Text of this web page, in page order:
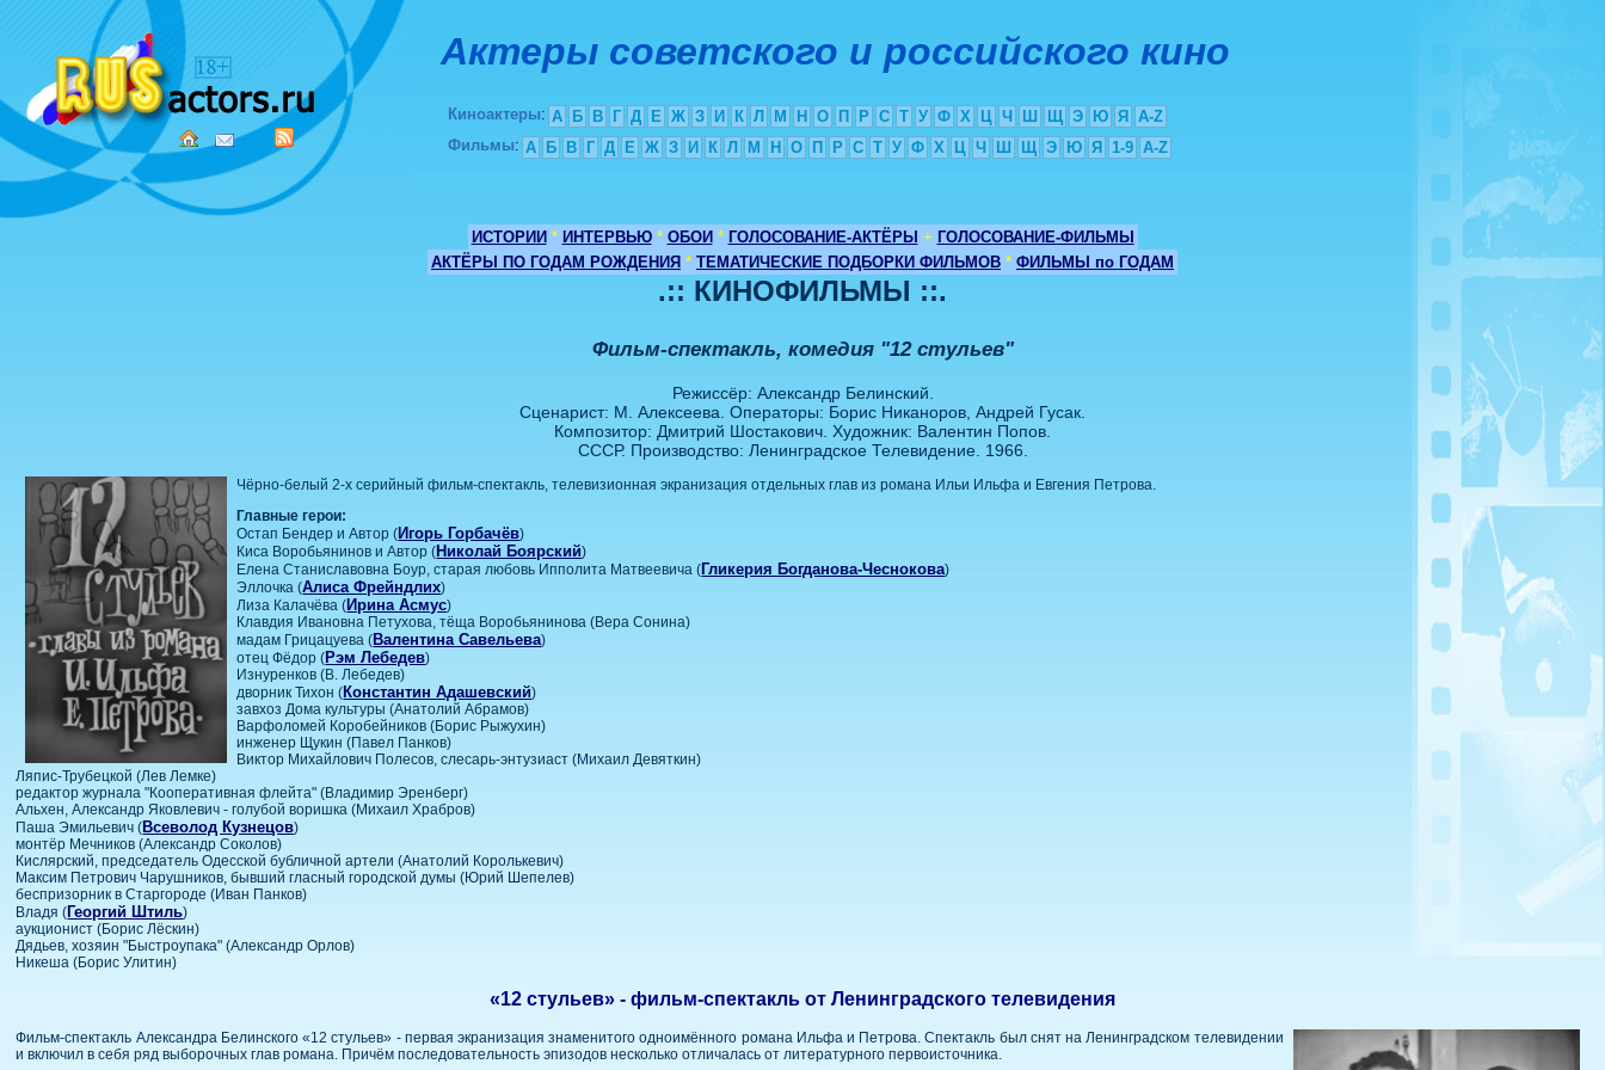
Актеры советского и российского кино
Киноактеры: А Б В Г Д Е Ж З И К Л М Н О П Р С Т У Ф Х Ц Ч Ш Щ Э Ю Я
A-Z
Фильмы: А Б В Г Д Е Ж З И К Л М Н О П Р С Т У Ф Х Ц Ч Ш Щ Э Ю Я 1-9 A-Z
ИСТОРИИ * ИНТЕРВЬЮ * ОБОИ * ГОЛОСОВАНИЕ-АКТЁРЫ + ГОЛОСОВАНИЕ-ФИЛЬМЫ
АКТЁРЫ ПО ГОДАМ РОЖДЕНИЯ * ТЕМАТИЧЕСКИЕ ПОДБОРКИ ФИЛЬМОВ * ФИЛЬМЫ по ГОДАМ
.:: КИНОФИЛЬМЫ ::.
Фильм-спектакль, комедия "12 стульев"
Режиссёр: Александр Белинский.
Сценарист: М. Алексеева. Операторы: Борис Никаноров, Андрей Гусак.
Композитор: Дмитрий Шостакович. Художник: Валентин Попов.
СССР. Производство: Ленинградское Телевидение. 1966.
Чёрно-белый 2-х серийный фильм-спектакль, телевизионная экранизация отдельных глав из романа Ильи Ильфа и Евгения Петрова.
Главные герои:
Остап Бендер и Автор (Игорь Горбачёв)
Киса Воробьянинов и Автор (Николай Боярский)
Елена Станиславовна Боур, старая любовь Ипполита Матвеевича (Гликерия Богданова-Чеснокова)
Эллочка (Алиса Фрейндлих)
Лиза Калачёва (Ирина Асмус)
Клавдия Ивановна Петухова, тёща Воробьянинова (Вера Сонина)
мадам Грицацуева (Валентина Савельева)
отец Фёдор (Рэм Лебедев)
Изнуренков (В. Лебедев)
дворник Тихон (Константин Адашевский)
завхоз Дома культуры (Анатолий Абрамов)
Варфоломей Коробейников (Борис Рыжухин)
инженер Щукин (Павел Панков)
Виктор Михайлович Полесов, слесарь-энтузиаст (Михаил Девяткин)
Ляпис-Трубецкой (Лев Лемке)
редактор журнала "Кооперативная флейта" (Владимир Эренберг)
Альхен, Александр Яковлевич - голубой воришка (Михаил Храбров)
Паша Эмильевич (Всеволод Кузнецов)
монтёр Мечников (Александр Соколов)
Кислярский, председатель Одесской бубличной артели (Анатолий Королькевич)
Максим Петрович Чарушников, бывший гласный городской думы (Юрий Шепелев)
беспризорник в Старгороде (Иван Панков)
Владя (Георгий Штиль)
аукционист (Борис Лёскин)
Дядьев, хозяин "Быстроупака" (Александр Орлов)
Никеша (Борис Улитин)
«12 стульев» - фильм-спектакль от Ленинградского телевидения
Фильм-спектакль Александра Белинского «12 стульев» - первая экранизация знаменитого одноимённого романа Ильфа и Петрова. Спектакль был снят на Ленинградском телевидении
и включил в себя ряд выборочных глав романа. Причём последовательность эпизодов несколько отличалась от литературного первоисточника.